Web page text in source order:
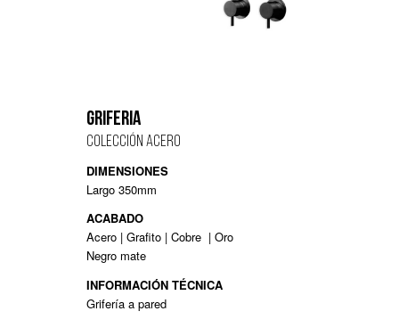
GRIFERIA
COLECCIÓN ACERO
DIMENSIONES
Largo 350mm
ACABADO
Acero | Grafito | Cobre | Oro
Negro mate
INFORMACIÓN TÉCNICA
Grifería a pared